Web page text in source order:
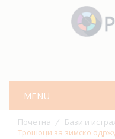
MENU
Почетна
Бази и
Трошоци за зимско